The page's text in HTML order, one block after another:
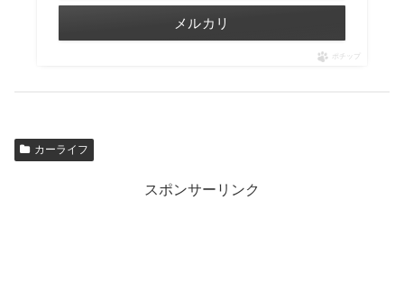
メルカリ
ポチップ
カーライフ
スポンサーリンク